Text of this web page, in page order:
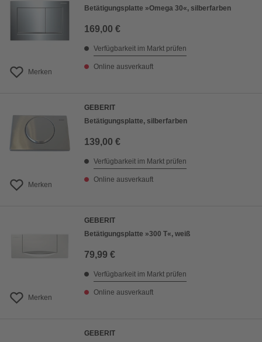
Merken
Betätigungsplatte »Omega 30«, silberfarben
169,00 €
Verfügbarkeit im Markt prüfen
Online ausverkauft
Merken
GEBERIT
Betätigungsplatte, silberfarben
139,00 €
Verfügbarkeit im Markt prüfen
Online ausverkauft
Merken
GEBERIT
Betätigungsplatte »300 T«, weiß
79,99 €
Verfügbarkeit im Markt prüfen
Online ausverkauft
GEBERIT